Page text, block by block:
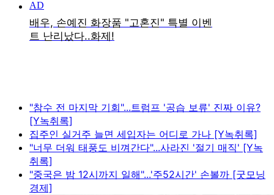
"참수 전 마지막 기회"...트럼프 '공습 보류' 진짜 이유?
[Y녹취록]
집주인 실거주 늘면 세입자는 어디로 가나 [Y녹취록]
"너무 더워 태풍도 비껴간다"...사라진 '절기 매직' [Y녹
취록]
"중국은 밤 12시까지 일해"...'주52시간' 손볼까 [굿모닝
경제]